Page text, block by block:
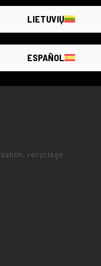
recyclage
LIETUVIŲ
ESPAÑOL